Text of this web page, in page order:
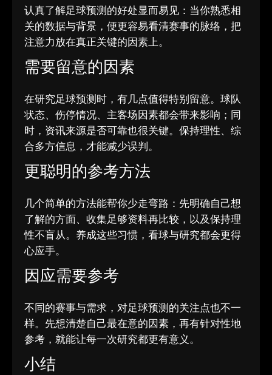
认真了解足球预测的好处显而易见：当你熟悉相
关的数据与背景，便更容易看清赛事的脉络，把
注意力放在真正关键的因素上。
需要留意的因素
在研究足球预测时，有几点值得特别留意。球队
状态、伤停情况、主客场因素都会带来影响；同
时，资讯来源是否可靠也很关键。保持理性、综
合多方信息，才能减少误判。
更聪明的参考方法
几个简单的方法能帮你少走弯路：先明确自己想
了解的方面、收集足够资料再比较，以及保持理
性不盲从。养成这些习惯，看球与研究都会更得
心应手。
因应需要参考
不同的赛事与需求，对足球预测的关注点也不一
样。先想清楚自己最在意的因素，再有针对性地
参考，就能让每一次研究都更有意义。
小结